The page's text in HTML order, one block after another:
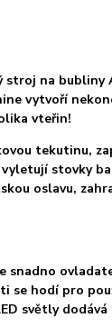
stroj na bubliny
vytvoří
vteřin!
tekutinu,
stovky
oslavu,
snadno
se hodí pro
světly